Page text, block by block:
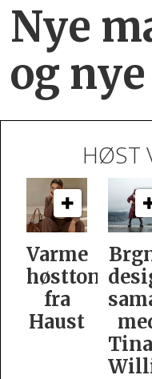
Nye
og
HØST
Brgn i
design­
samarbeid
med
Williamson
fra